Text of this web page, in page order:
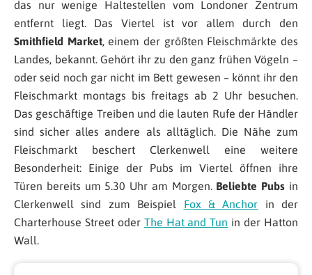
das nur wenige Haltestellen vom Londoner Zentrum
entfernt liegt. Das Viertel ist vor allem durch den
Smithfield Market, einem der größten Fleischmärkte des
Landes, bekannt. Gehört ihr zu den ganz frühen Vögeln –
oder seid noch gar nicht im Bett gewesen – könnt ihr den
Fleischmarkt montags bis freitags ab 2 Uhr besuchen.
Das geschäftige Treiben und die lauten Rufe der Händler
sind sicher alles andere als alltäglich. Die Nähe zum
Fleischmarkt beschert Clerkenwell eine weitere
Besonderheit: Einige der Pubs im Viertel öffnen ihre
Türen bereits um 5.30 Uhr am Morgen. Beliebte Pubs in
Clerkenwell sind zum Beispiel Fox & Anchor in der
Charterhouse Street oder The Hat and Tun in der Hatton
Wall.